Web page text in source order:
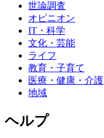
世論調査
オピニオン
IT・科学
文化・芸能
ライフ
教育・子育て
医療・健康・介護
地域
ヘルプ